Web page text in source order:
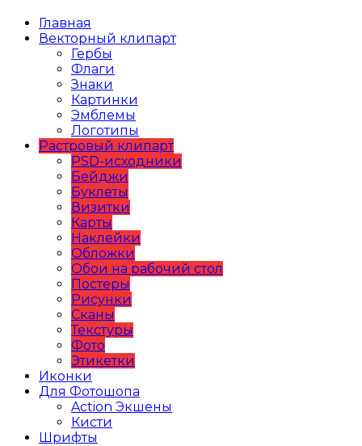
Главная
Векторный клипарт
Гербы
Флаги
Знаки
Картинки
Эмблемы
Логотипы
Растровый клипарт
PSD-исходники
Бейджи
Буклеты
Визитки
Карты
Наклейки
Обложки
Обои на рабочий стол
Постеры
Рисунки
Сканы
Текстуры
Фото
Этикетки
Иконки
Для Фотошопа
Action Экшены
Кисти
Шрифты